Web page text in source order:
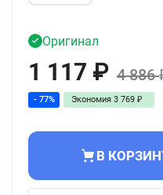
Оригинал
1 117 ₽ 4 886
- 77% Экономия 3 769 ₽
В